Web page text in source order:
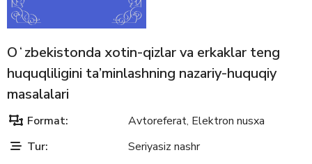
Oʻzbekistonda xotin-qizlar va erkaklar teng
huquqliligini ta’minlashning nazariy-huquqiy
masalalari
Format: Avtoreferat, Elektron nusxa
Tur:
Seriyasiz nashr